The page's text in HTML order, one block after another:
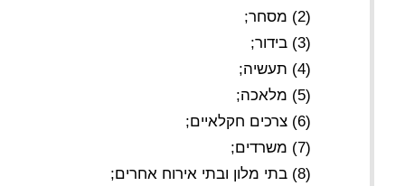
(2) מסחר;
(3) בידור;
(4) תעשיה;
(5) מלאכה;
(6) צרכים חקלאיים;
(7) משרדים;
(8) בתי מלון ובתי אירוח אחרים;